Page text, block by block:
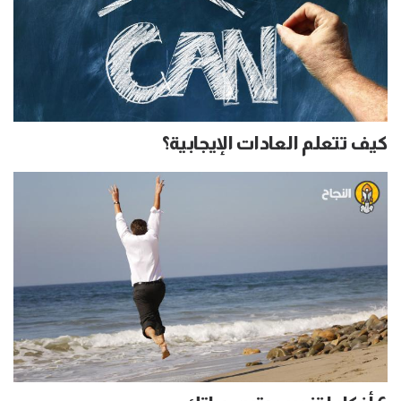
كيف تتعلم العادات الإيجابية؟